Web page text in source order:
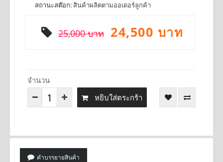
สถานะสต๊อก: สินค้าผลิตตามออเดอร์ลูกค้า
25,000 บาท 24,500 บาท
จำนวน
หยิบใส่ตระกร้า
คำบรรยายสินค้า